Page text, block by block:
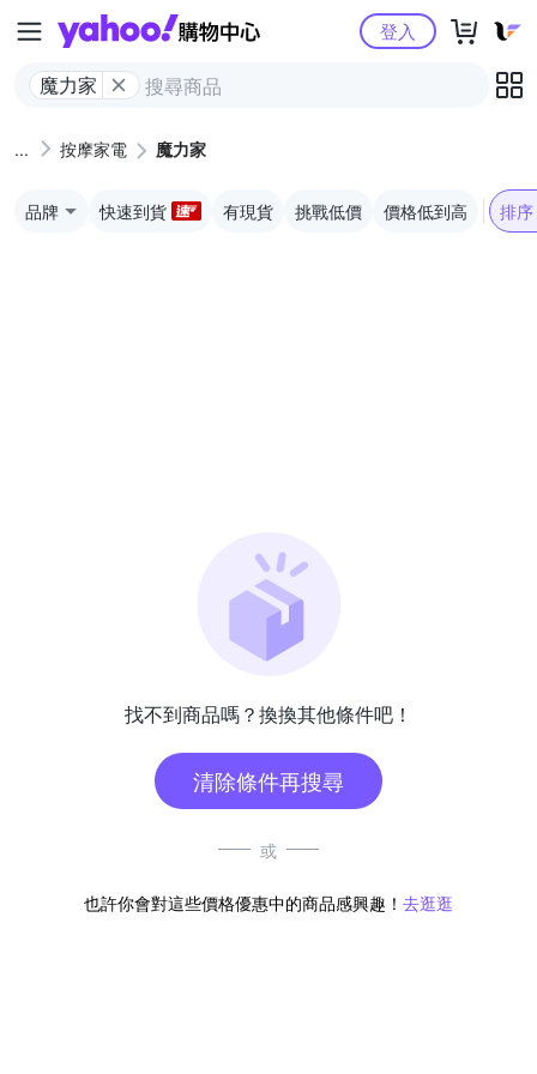
Yahoo購物中心
魔力家
登入
按摩家電 魔力家
品牌 快速到貨 有現貨 挑戰低價 價格低到高 排序
找不到商品嗎？換換其他條件吧！
清除條件再搜尋
或
也許你會對這些價格優惠中的商品感興趣！ 去逛逛